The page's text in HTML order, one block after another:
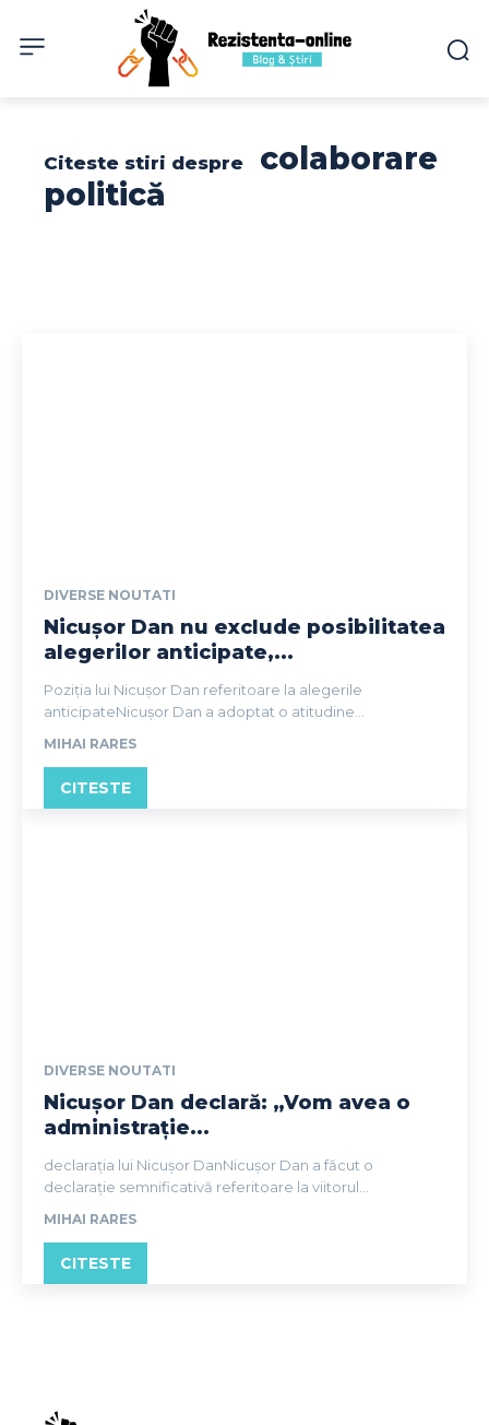
Citeste stiri despre
colaborare
politică
DIVERSE NOUTATI
Nicușor Dan nu exclude posibilitatea
alegerilor anticipate,...
Poziția lui Nicușor Dan referitoare la alegerile
anticipateNicușor Dan a adoptat o atitudine...
MIHAI RARES
CITESTE
DIVERSE NOUTATI
Nicușor Dan declară: „Vom avea o
administrație...
declarația lui Nicușor DanNicușor Dan a făcut o
declarație semnificativă referitoare la viitorul...
MIHAI RARES
CITESTE